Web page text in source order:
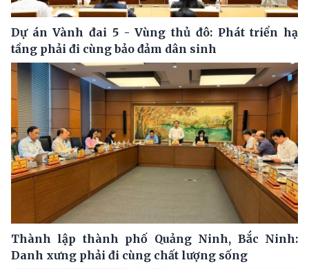
Dự án Vành đai 5 - Vùng thủ đô: Phát triển hạ
tầng phải đi cùng bảo đảm dân sinh
Thành lập thành phố Quảng Ninh, Bắc Ninh:
Danh xưng phải đi cùng chất lượng sống